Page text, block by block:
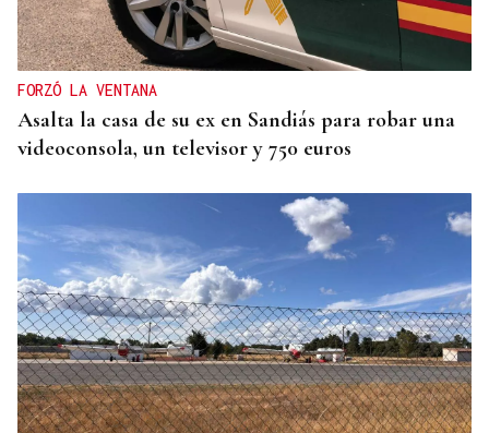
FORZÓ LA VENTANA
Asalta la casa de su ex en Sandiás para robar una
videoconsola, un televisor y 750 euros